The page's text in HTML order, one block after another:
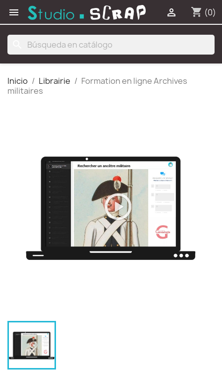
 shopping_cart (0)

Inicio Librairie
Formation en ligne Archives
militaires